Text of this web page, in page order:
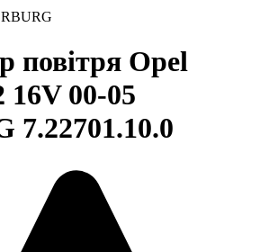
повітря Opel
16V 00-05
7.22701.10.0